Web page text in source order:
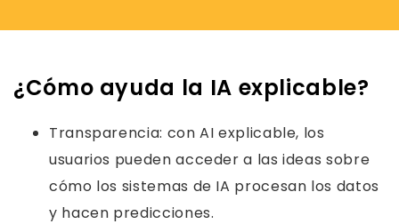
¿Cómo ayuda la IA explicable?
Transparencia: con AI explicable, los
usuarios pueden acceder a las ideas sobre
cómo los sistemas de IA procesan los datos
y hacen predicciones.